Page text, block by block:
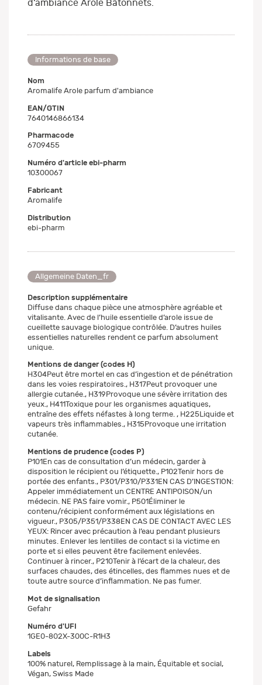
d’ambiance Arole Bâtonnets.
Informations de base
Nom
Aromalife Arole parfum d'ambiance
EAN/GTIN
7640146866134
Pharmacode
6709455
Numéro d'article ebi-pharm
10300067
Fabricant
Aromalife
Distribution
ebi-pharm
Allgemeine Daten_fr
Description supplémentaire
Diffuse dans chaque pièce une atmosphère agréable et
vitalisante. Avec de l’huile essentielle d’arole issue de
cueillette sauvage biologique contrôlée. D’autres huiles
essentielles naturelles rendent ce parfum absolument
unique.
Mentions de danger (codes H)
H304Peut être mortel en cas d’ingestion et de pénétration
dans les voies respiratoires., H317Peut provoquer une
allergie cutanée., H319Provoque une sévère irritation des
yeux., H411Toxique pour les organismes aquatiques,
entraîne des effets néfastes à long terme. , H225Liquide et
vapeurs très inflammables., H315Provoque une irritation
cutanée.
Mentions de prudence (codes P)
P101En cas de consultation d’un médecin, garder à
disposition le récipient ou l’étiquette., P102Tenir hors de
portée des enfants., P301/P310/P331EN CAS D’INGESTION:
Appeler immédiatement un CENTRE ANTIPOISON/un
médecin. NE PAS faire vomir., P501Éliminer le
contenu/récipient conformément aux législations en
vigueur., P305/P351/P338EN CAS DE CONTACT AVEC LES
YEUX: Rincer avec précaution à l’eau pendant plusieurs
minutes. Enlever les lentilles de contact si la victime en
porte et si elles peuvent être facilement enlevées.
Continuer à rincer., P210Tenir à l’écart de la chaleur, des
surfaces chaudes, des étincelles, des flammes nues et de
toute autre source d’inflammation. Ne pas fumer.
Mot de signalisation
Gefahr
Numéro d'UFI
1GE0-802X-300C-R1H3
Labels
100% naturel, Remplissage à la main, Équitable et social,
Végan, Swiss Made